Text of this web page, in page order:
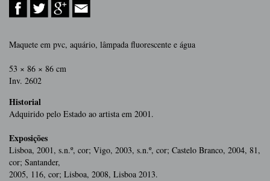
Maquete em pvc, aquário, lâmpada fluorescente e água
53 × 86 × 86 cm
Inv. 2602
Historial
Adquirido pelo Estado ao artista em 2001.
Exposições
Lisboa, 2001, s.n.º, cor; Vigo, 2003, s.n.º, cor; Castelo Branco, 2004, 81,
cor; Santander,
2005, 116, cor; Lisboa, 2008, Lisboa 2013.